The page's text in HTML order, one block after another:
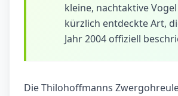
kleine, nachtaktive
kürzlich entdeckte Art,
Jahr 2004 offiziell
Die Thilohoffmanns